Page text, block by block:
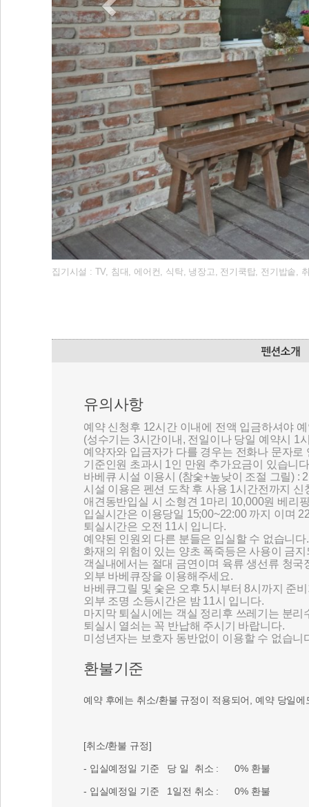
집기시설 : TV, 침대, 에어컨, 식탁, 냉장고, 전기쿡탑, 전기밥솥,
유의사항
예약 신청후 12시간 이내에 전액 입금하셔야
(성수기는 3시간이내, 전일이나 당일 예약시 1
예약자와 입금자가 다를 경우는 전화나 문자로
기준인원 초과시 1인 만원 추가요금이 있습니
바베큐 시설 이용시 (참숯+높낮이 조절 그릴) :
시설 이용은 펜션 도착 후 사용 1시간전까지 신
애견동반입실 시 소형견 1마리 10,000원 베리
입실시간은 이용당일 15;00~22:00 까지 이며
퇴실시간은 오전 11시 입니다.
예약된 인원외 다른 분들은 입실할 수 없습니
화재의 위험이 있는 양초 폭죽등은 사용이 금
객실내에서는 절대 금연이며 육류 생선류 청
외부 바베큐장을 이용해주세요.
바베큐그릴 및 숯은 오후 5시부터 8시까지 준
외부 조명 소등시간은 밤 11시 입니다.
마지막 퇴실시에는 객실 정리후 쓰레기는 분
퇴실시 열쇠는 꼭 반납해 주시기 바랍니다.
미성년자는 보호자 동반없이 이용할 수 없습니
환불기준
예약 후에는 취소/환불 규정이 적용되어, 예약 당일
[취소/환불 규정]
- 입실예정일 기준 당 일 취소 : 0% 환불
- 입실예정일 기준 1일전 취소 : 0% 환불